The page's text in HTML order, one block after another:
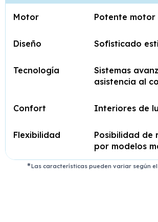
Motor Potente motor
Diseño Sofisticado
Tecnología
Sistemas
asistencia al
Confort Interiores de
Flexibilidad
Posibilidad de
por modelos
Las características pueden variar según